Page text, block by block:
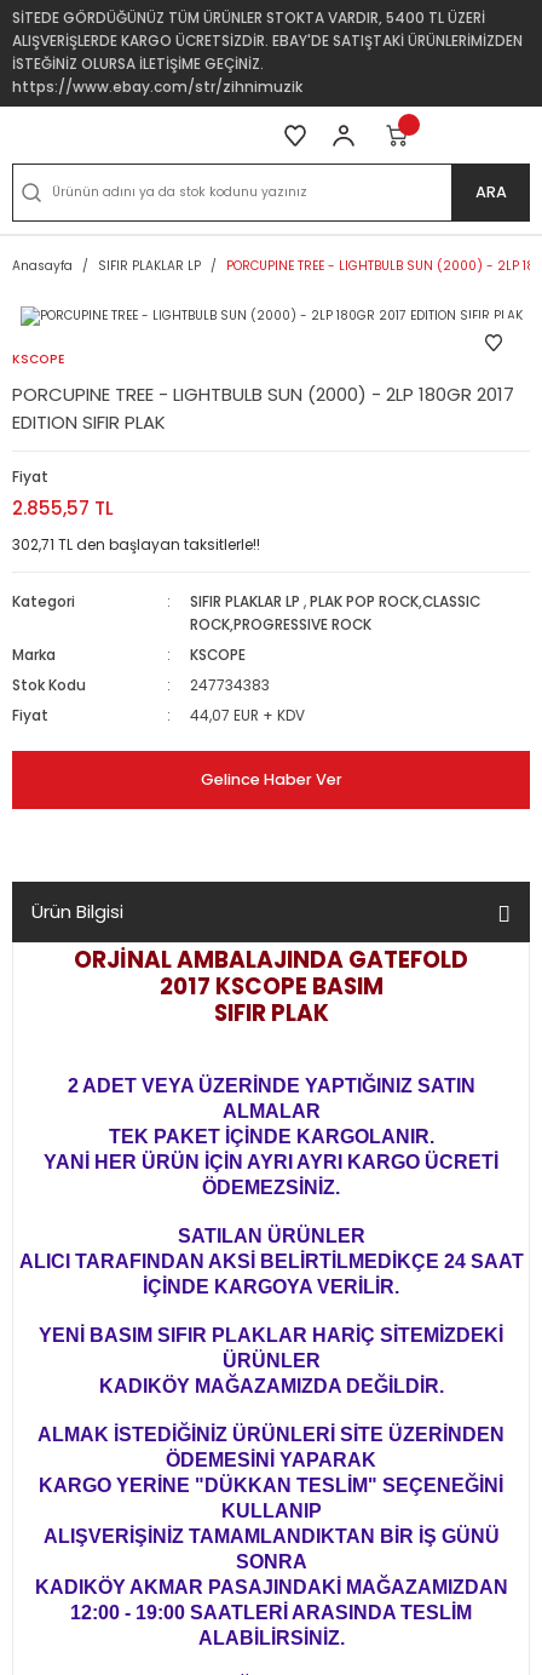
SİTEDE GÖRDÜĞÜNÜZ TÜM ÜRÜNLER STOKTA VARDIR, 5400 TL ÜZERİ
ALIŞVERİŞLERDE KARGO ÜCRETSİZDİR. EBAY'DE SATIŞTAKİ ÜRÜNLERİMİZDEN
İSTEĞİNİZ OLURSA İLETİŞİME GEÇİNİZ.
https://www.ebay.com/str/zihnimuzik
ARA
Anasayfa SIFIR PLAKLAR LP PORCUPINE TREE - LIGHTBULB SUN (2000) - 2LP
KSCOPE
PORCUPINE TREE - LIGHTBULB SUN (2000) - 2LP 180GR 2017
EDITION SIFIR PLAK
Fiyat
2.855,57 TL
302,71 TL den başlayan taksitlerle!!
Kategori SIFIR PLAKLAR LP ,PLAK POP ROCK,CLASSIC
ROCK,PROGRESSIVE ROCK
Marka
KSCOPE
Stok Kodu
247734383
Fiyat
44,07 EUR + KDV
Gelince Haber Ver
Ürün Bilgisi
ORJİNAL AMBALAJINDA GATEFOLD
2017 KSCOPE BASIM
SIFIR PLAK
2 ADET VEYA ÜZERİNDE YAPTIĞINIZ SATIN
ALMALAR
TEK PAKET İÇİNDE KARGOLANIR.
YANİ HER ÜRÜN İÇİN AYRI AYRI KARGO ÜCRETİ
ÖDEMEZSİNİZ.
SATILAN ÜRÜNLER
ALICI TARAFINDAN AKSİ BELİRTİLMEDİKÇE 24 SAAT
İÇİNDE KARGOYA VERİLİR.
YENİ BASIM SIFIR PLAKLAR HARİÇ SİTEMİZDEKİ
ÜRÜNLER
KADIKÖY MAĞAZAMIZDA DEĞİLDİR.
ALMAK İSTEDİĞİNİZ ÜRÜNLERİ SİTE ÜZERİNDEN
ÖDEMESİNİ YAPARAK
KARGO YERİNE "DÜKKAN TESLİM" SEÇENEĞİNİ
KULLANIP
ALIŞVERİŞİNİZ TAMAMLANDIKTAN BİR İŞ GÜNÜ
SONRA
KADIKÖY AKMAR PASAJINDAKİ MAĞAZAMIZDAN
12:00 - 19:00 SAATLERİ ARASINDA TESLİM
ALABİLİRSİNİZ.